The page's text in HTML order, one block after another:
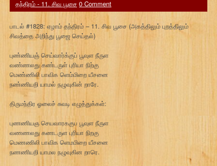
தந்திரம் - 11. சிவ பூசை 0 Comment
பாடல் #1828: ஏழாம் தந்திரம் – 11. சிவ பூசை (அகத்திலும் புறத்திலும்
சிவத்தை அறிந்து பூஜை செய்தல்)
புண்ணியஞ் செய்வார்க்குப் பூவுள நீருள
வண்ணலது கண்டருள் புரியா நிற்கு
மெண்ணிலி பாவிக ளெம்மிறை யீசனை
நண்ணியறி யாமல் நழுவுகின் றாரே.
திருமந்திர ஓலைச் சுவடி எழுத்துக்கள்:
புணணியஞ செயவாரககுப பூவுள நீருள
வணணலது கணடருள புரியா நிறகு
மெணணிலி பாவிக ளெமமிறை யீசனை
நணணியறி யாமல நழுவுகின றாரெ.